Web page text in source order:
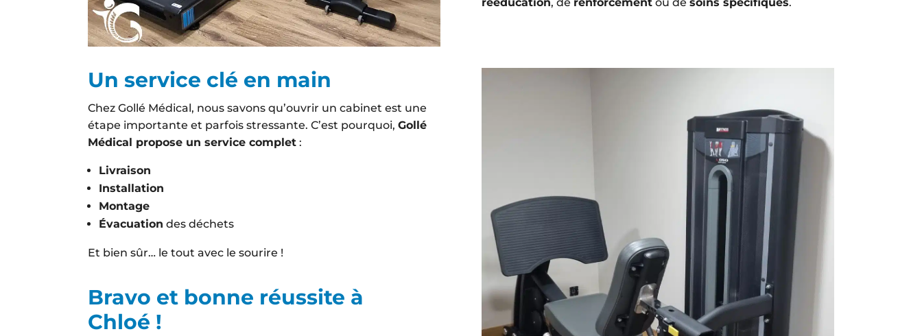
Un service clé en main
Chez Gollé Médical, nous savons qu’ouvrir un cabinet est une
étape importante et parfois stressante. C’est pourquoi, Gollé
Médical propose un service complet:
Livraison
Installation
Montage
Évacuation des déchets
Et bien sûr… le tout avec le sourire !
Bravo et bonne réussite à
Chloé !